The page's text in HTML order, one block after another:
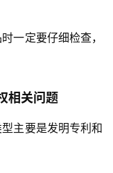
一定要仔细检查，
相关问题
主要是发明专利和